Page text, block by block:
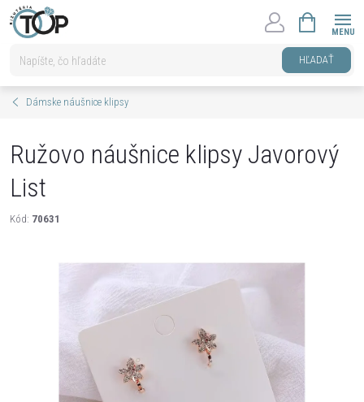
Prejsť
na
HĽADAŤ
KOŠÍK
Dámske náušnice klipsy
Ružovo náušnice klipsy Javorový
List
Kód: 70631